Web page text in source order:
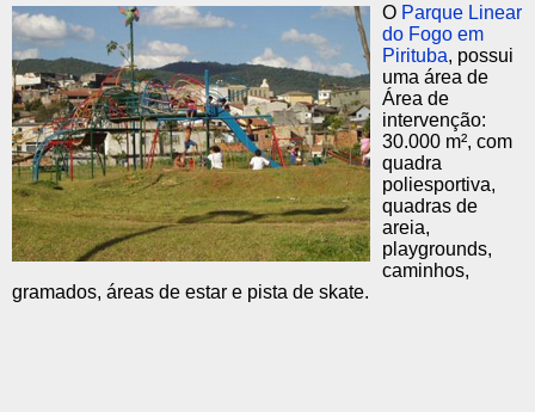
O Parque Linear
do Fogo em
Pirituba, possui
uma área de
Área de
intervenção:
30.000 m², com
quadra
poliesportiva,
quadras de
areia,
playgrounds,
caminhos,
gramados, áreas de estar e pista de skate.